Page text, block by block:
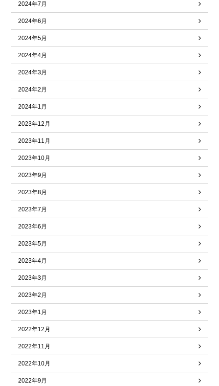
2024年7月
2024年6月
2024年5月
2024年4月
2024年3月
2024年2月
2024年1月
2023年12月
2023年11月
2023年10月
2023年9月
2023年8月
2023年7月
2023年6月
2023年5月
2023年4月
2023年3月
2023年2月
2023年1月
2022年12月
2022年11月
2022年10月
2022年9月